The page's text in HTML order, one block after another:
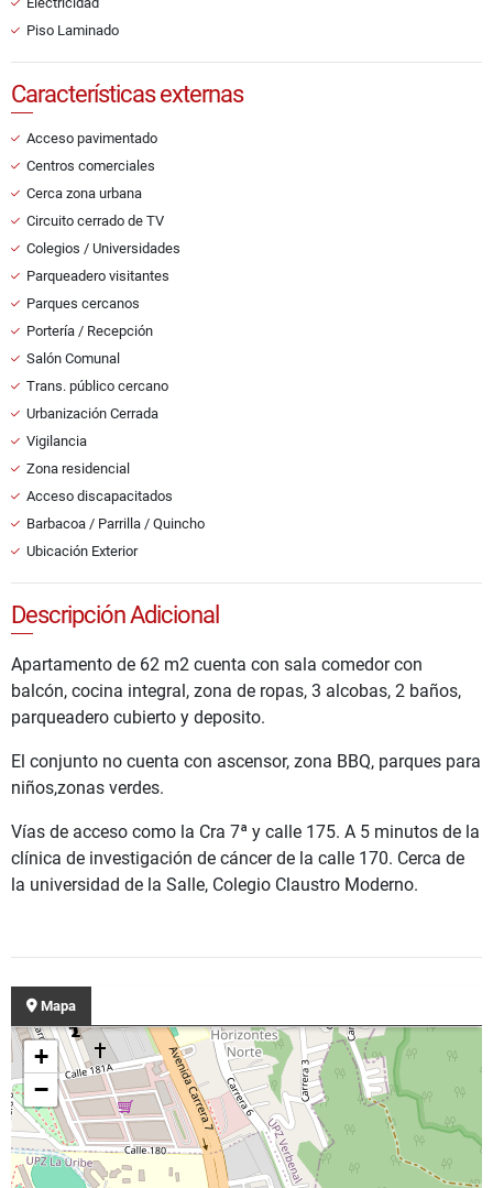
Piso Laminado
Características externas
Acceso pavimentado
Centros comerciales
Cerca zona urbana
Circuito cerrado de TV
Colegios / Universidades
Parqueadero visitantes
Parques cercanos
Portería / Recepción
Salón Comunal
Trans. público cercano
Urbanización Cerrada
Vigilancia
Zona residencial
Acceso discapacitados
Barbacoa / Parrilla / Quincho
Ubicación Exterior
Descripción Adicional
Apartamento de 62 m2 cuenta con sala comedor con
balcón, cocina integral, zona de ropas, 3 alcobas, 2 baños,
parqueadero cubierto y deposito.
El conjunto no cuenta con ascensor, zona BBQ, parques para
niños,zonas verdes.
Vías de acceso como la Cra 7ª y calle 175. A 5 minutos de la
clínica de investigación de cáncer de la calle 170. Cerca de
la universidad de la Salle, Colegio Claustro Moderno.
Mapa
+
−